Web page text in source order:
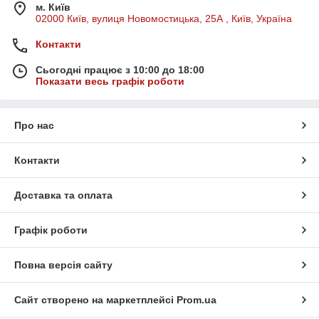
м. Київ
02000 Київ, вулиця Новомостицька, 25А , Київ, Україна
Контакти
Сьогодні працює з 10:00 до 18:00
Показати весь графік роботи
Про нас
Контакти
Доставка та оплата
Графік роботи
Повна версія сайту
Сайт створено на маркетплейсі Prom.ua